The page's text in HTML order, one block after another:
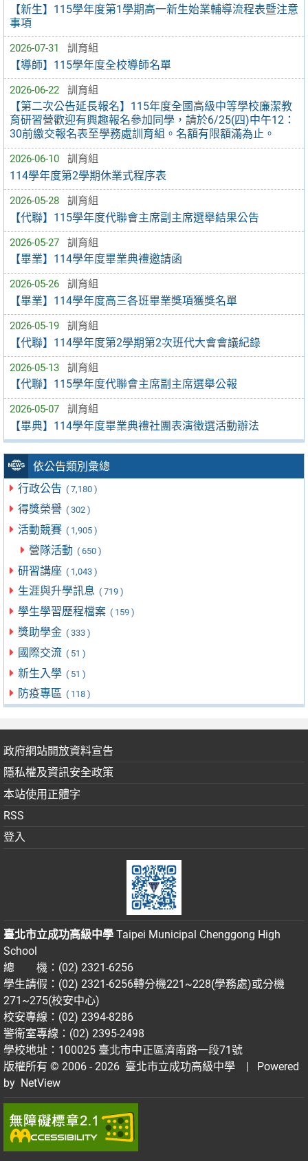
【新生】115學年度第1學期高一新生始業輔導流程表暨注意
事項
2026-07-31 訓育組
【導師】115學年度全校導師名單
2026-06-22 訓育組
【第二次公告延長報名】115年度全國高級中等學校廉潔教
育研習營歡迎有興趣報名參加同學，請於6/25(四)中午12：
30前繳交報名表至學務處訓育組。名額有限額滿為止。
2026-06-10 訓育組
114學年度第2學期休業式程序表
2026-05-28 訓育組
【代聯】115學年度代聯會主席副主席選舉結果公告
2026-05-27 訓育組
【畢業】114學年度畢業典禮邀請函
2026-05-26 訓育組
【畢業】114學年度高三各班畢業獎項獲獎名單
2026-05-19 訓育組
【代聯】114學年度第2學期第2次班代大會會議紀錄
2026-05-13 訓育組
【代聯】115學年度代聯會主席副主席選舉公報
2026-05-07 訓育組
【畢典】114學年度畢業典禮社團表演徵選活動辦法
依公告類別彙總
行政公告 ( 7,180 )
得獎榮譽 ( 302 )
活動競賽 ( 1,905 )
營隊活動 ( 650 )
研習講座 ( 1,043 )
生涯與升學訊息 ( 719 )
學生學習歷程檔案 ( 159 )
獎助學金 ( 333 )
國際交流 ( 51 )
新生入學 ( 51 )
防疫專區 ( 118 )
政府網站開放資料宣告
隱私權及資訊安全政策
本站使用正體字
RSS
登入
臺北市立成功高級中學 Taipei Municipal Chenggong High
School
總 機：(02) 2321-6256
學生請假：(02) 2321-6256轉分機221~228(學務處)或分機
271~275(校安中心)
校安專線：(02) 2394-8286
警衛室專線：(02) 2395-2498
學校地址：100025 臺北市中正區濟南路一段71號
版權所有 © 2006 - 2026 臺北市立成功高級中學
| Powered
by NetView